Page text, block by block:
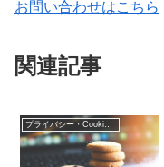
お問い合わせはこちら
関連記事